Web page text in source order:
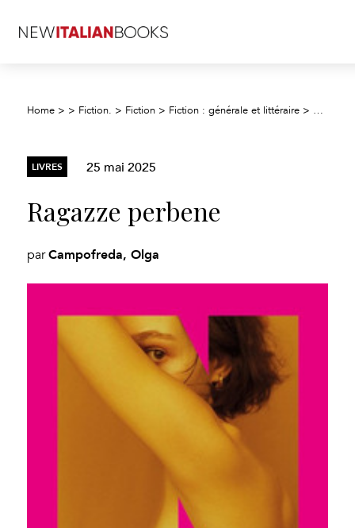
Home > > Fiction. > Fiction > Fiction : générale et littéraire >
LIVRES 25 mai 2025
Ragazze perbene
parCampofreda, Olga